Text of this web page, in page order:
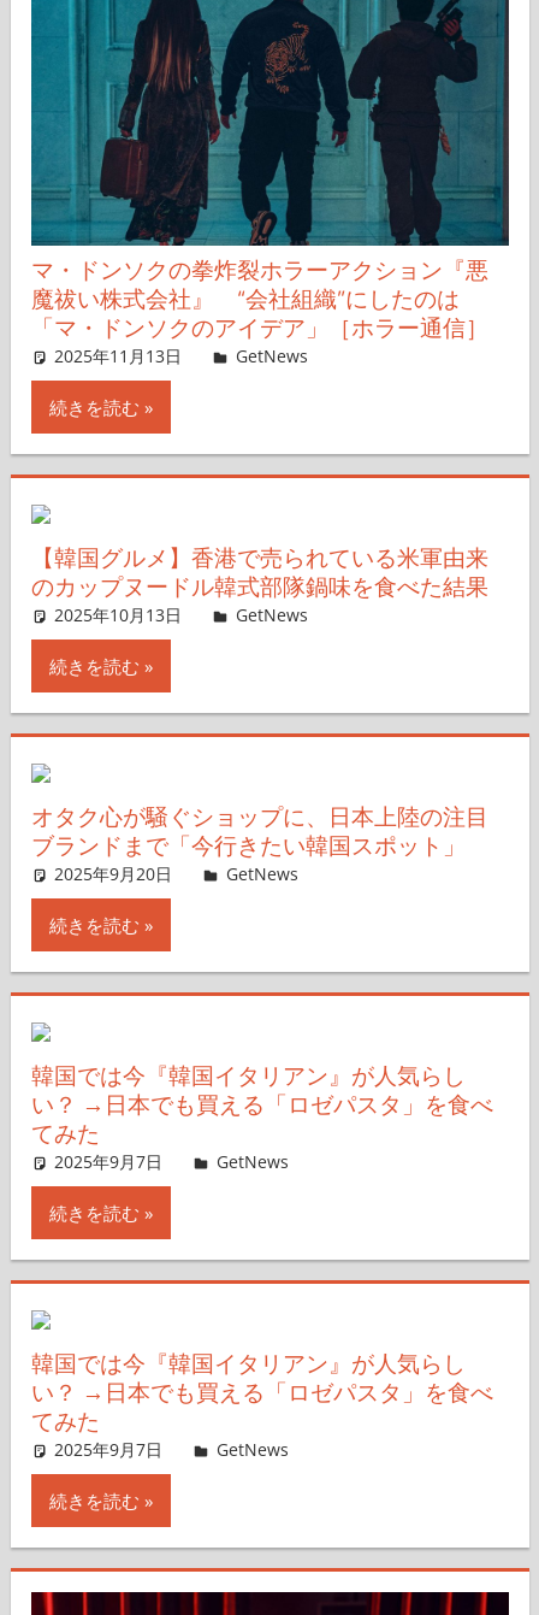
マ・ドンソクの拳炸裂ホラーアクション『悪
魔祓い株式会社』 “会社組織”にしたのは
「マ・ドンソクのアイデア」［ホラー通信］
2025年11月13日 レイナス
GetNews
続きを読む
【韓国グルメ】香港で売られている米軍由来
のカップヌードル韓式部隊鍋味を食べた結果
2025年10月13日 GetNews
続きを読む
オタク心が騒ぐショップに、日本上陸の注目
ブランドまで「今行きたい韓国スポット」
2025年9月20日 GetNews
続きを読む
韓国では今『韓国イタリアン』が人気らし
い？ →日本でも買える「ロゼパスタ」を食べ
てみた
2025年9月7日 GetNews
続きを読む
韓国では今『韓国イタリアン』が人気らし
い？ →日本でも買える「ロゼパスタ」を食べ
てみた
2025年9月7日 GetNews
続きを読む